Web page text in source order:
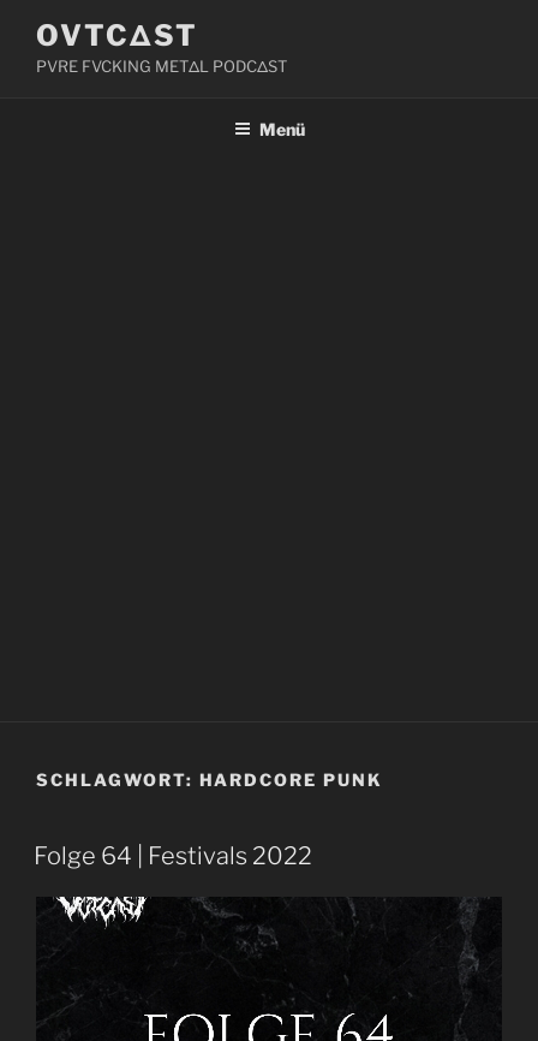
Inhalt
springen
OVTCΔST
PVRE FVCKING METΔL PODCΔST
Menü
SCHLAGWORT: HARDCORE PUNK
Folge 64 | Festivals 2022